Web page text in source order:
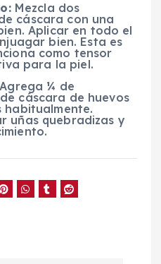
Mezcla dos
cáscara con una
Aplicar en todo el
bien. Esta es
como tensor
para la piel.
Agrega ¼ de
cáscara de huevos
habitualmente.
uñas quebradizas y